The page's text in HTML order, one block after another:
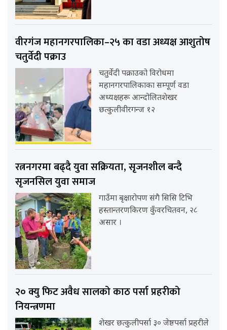
वीरगंज महानगरपालिका–२५ का वडा अध्यक्ष आशुतोष
चतुर्वेदी पक्राउ
चतुर्वेदी पक्राउको विरोधमा
महानगरपालिकाका सम्पूर्ण वडा
अध्यक्षहरू आन्दोलितशेखर
छत्कुलीवीरगन्ज १२
रत्ननगरमा बढ्दै युवा सक्रियता, सृजनशील बन्दै
सृजनसिल युवा समाज
गाउँमा बृक्षारोपण संगै सिसि टिभि
हस्तान्तरणकिरण कुँवरचितवन, २८
असार ।
२० क्यु फिट अवैध सालको काठ पर्सा प्रहरीको
नियन्त्रणमा
शेखर छत्कुलीपर्सा ३० जेष्ठपर्सा प्रहरीले